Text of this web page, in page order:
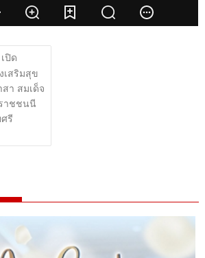
ปิด
เสริมสุข
า สมเด็จ
าชชนนี
รี